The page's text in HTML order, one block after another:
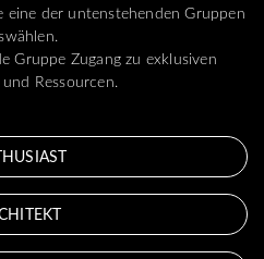
eine der untenstehenden Gruppen
Gruppe Zugang zu exklusiven
Ressourcen.